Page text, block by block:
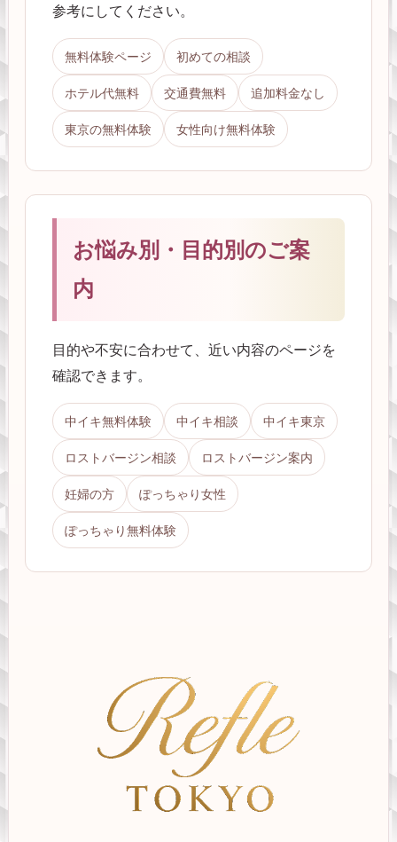
参考にしてください。
無料体験ページ 初めての相談
ホテル代無料 交通費無料 追加料金なし
東京の無料体験 女性向け無料体験
お悩み別・目的別のご案
内
目的や不安に合わせて、近い内容のページを
確認できます。
中イキ無料体験 中イキ相談 中イキ東京
ロストバージン相談 ロストバージン案内
妊婦の方 ぽっちゃり女性
ぽっちゃり無料体験